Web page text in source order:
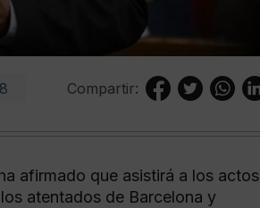
Compartir:
afirmado que asistirá a los actos
atentados de Barcelona y